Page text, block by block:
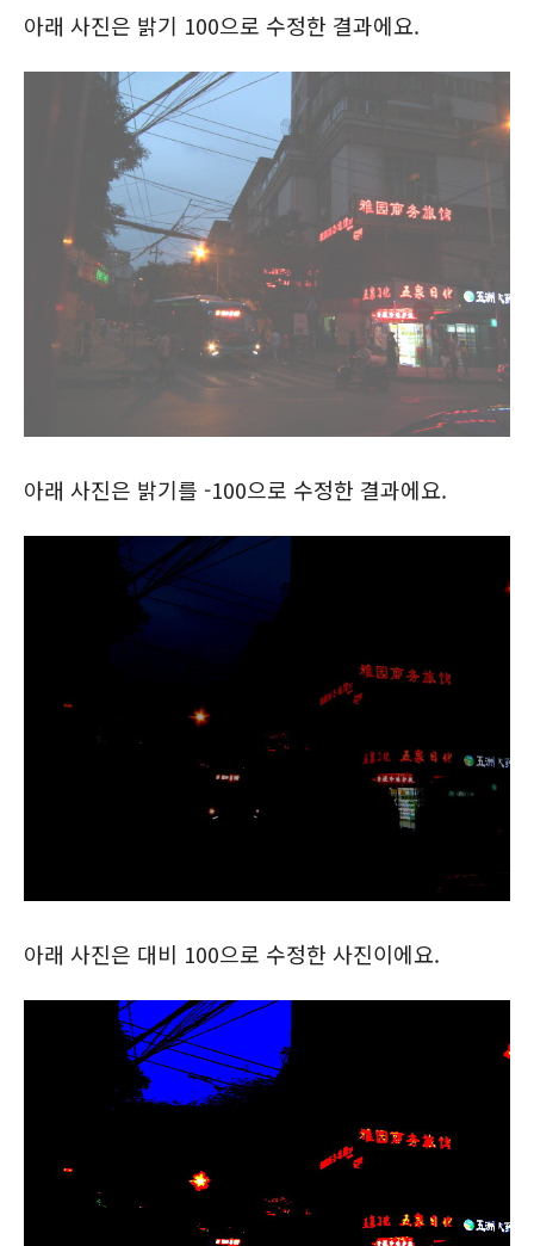
아래 사진은 밝기 100으로 수정한 결과에요.
아래 사진은 밝기를 -100으로 수정한 결과에요.
아래 사진은 대비 100으로 수정한 사진이에요.